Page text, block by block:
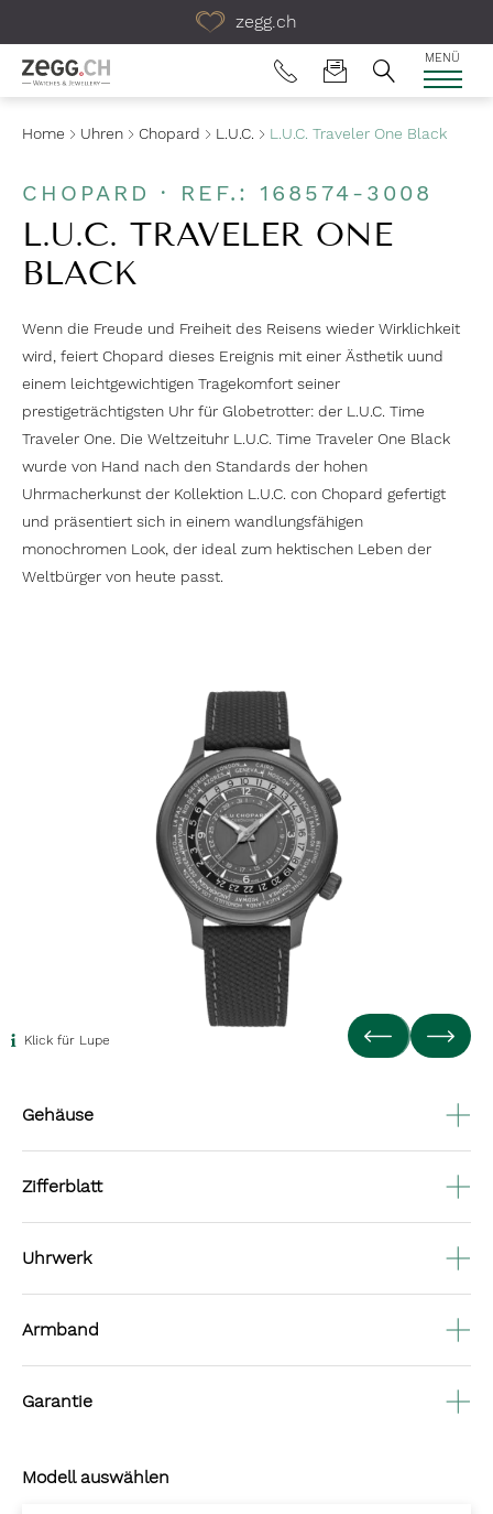
zegg.ch
MENÜ
Home Uhren Chopard L.U.C. L.U.C. Traveler One Black
CHOPARD · REF.: 168574-3008
L.U.C. TRAVELER ONE
BLACK
Wenn die Freude und Freiheit des Reisens wieder Wirklichkeit
wird, feiert Chopard dieses Ereignis mit einer Ästhetik uund
einem leichtgewichtigen Tragekomfort seiner
prestigeträchtigsten Uhr für Globetrotter: der L.U.C. Time
Traveler One. Die Weltzeituhr L.U.C. Time Traveler One Black
wurde von Hand nach den Standards der hohen
Uhrmacherkunst der Kollektion L.U.C. con Chopard gefertigt
und präsentiert sich in einem wandlungsfähigen
monochromen Look, der ideal zum hektischen Leben der
Weltbürger von heute passt.
Klick für Lupe
Gehäuse
Zifferblatt
Uhrwerk
Armband
Garantie
Modell auswählen